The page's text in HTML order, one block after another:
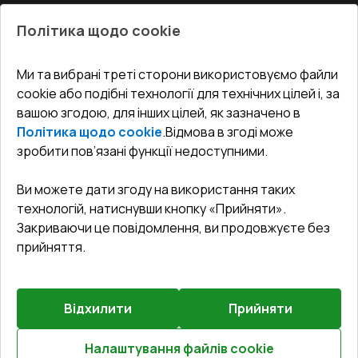
Блог
Адреса гіпермаркета
Як правильно заміряти вікна
СЕРВІС ТА ОБЛУГОВУВАННЯ:
Доставка і Оплата
Гарантія та Сервіс
Повернення товару
Договір публічної оферти
КОНТАКТИ
Офіс:Україна, м. Вінниця, вул. Келецька 60 кв. 61
undefined(undefined)
©2026 Всі права захищені.
Сайт створено на платформіVitrager.com.
Повідомити про проблему?
Політика щодо cookie
Ми та вибрані треті сторони використовуємо файли
cookie або подібні технології для технічних цілей і, за
вашою згодою, для інших цілей, як зазначено в
Політика щодо cookie.Відмова в згоді може
зробити пов’язані функції недоступними.
Ви можете дати згоду на використання таких
технологій, натиснувши кнопку «Прийняти».
Закриваючи це повідомлення, ви продовжуєте без
прийняття.
Відхилити Прийняти
Налаштування файлів cookie